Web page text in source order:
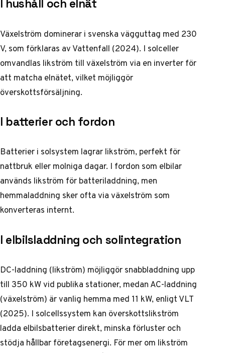
I hushåll och elnät
Växelström dominerar i svenska vägguttag med 230
V, som förklaras av Vattenfall (2024). I solceller
omvandlas likström till växelström via en inverter för
att matcha elnätet, vilket möjliggör
överskottsförsäljning.
I batterier och fordon
Batterier i solsystem lagrar likström, perfekt för
nattbruk eller molniga dagar. I fordon som elbilar
används likström för batteriladdning, men
hemmaladdning sker ofta via växelström som
konverteras internt.
I elbilsladdning och solintegration
DC-laddning (likström) möjliggör snabbladdning upp
till 350 kW vid publika stationer, medan AC-laddning
(växelström) är vanlig hemma med 11 kW, enligt VLT
(2025). I solcellssystem kan överskottslikström
ladda elbilsbatterier direkt, minska förluster och
stödja hållbar företagsenergi. För mer om likström